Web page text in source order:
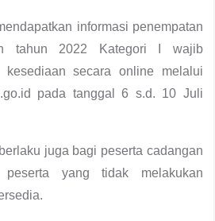
informasi penempatan
tahun 2022 Kategori I wajib
kesediaan secara online melalui
pada tanggal 6 s.d. 10 Juli
juga bagi peserta cadangan
peserta yang tidak melakukan